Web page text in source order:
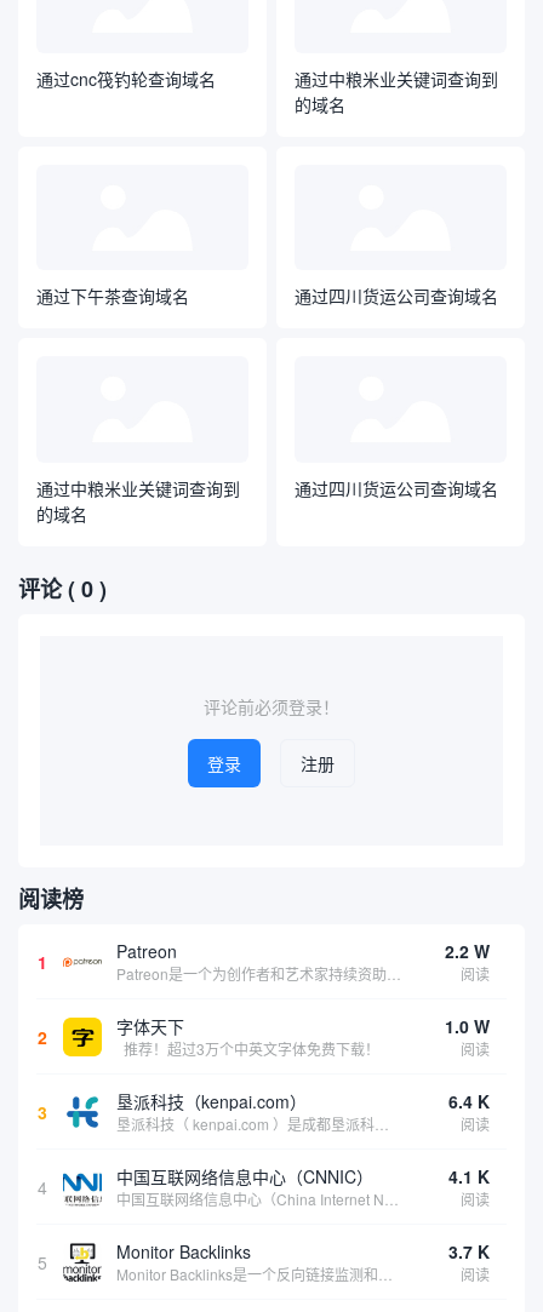
通过cnc筏钓轮查询域名
通过中粮米业关键词查询到
的域名
通过下午茶查询域名 通过四川货运公司查询域名
通过中粮米业关键词查询到
的域名
通过四川货运公司查询域名
评论( 0 )
评论前必须登录！
登录 注册
阅读榜
1 Patreon 2.2 W
阅读
2 字体天下
推荐！超过3万个中英文字体免费下载！
1.0 W
阅读
3 垦派科技（kenpai.com） 6.4 K
阅读
4 中国互联网络信息中心（CNNIC） 4.1 K
阅读
5 Monitor Backlinks 3.7 K
阅读